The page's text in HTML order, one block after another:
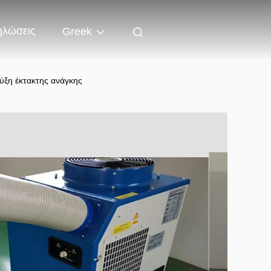
Greek
έκτακτης ανάγκης